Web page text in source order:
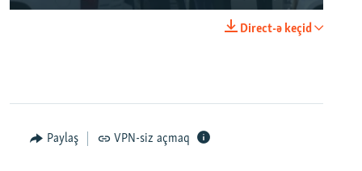
Direct-ə keçid
Paylaş VPN-siz açmaq